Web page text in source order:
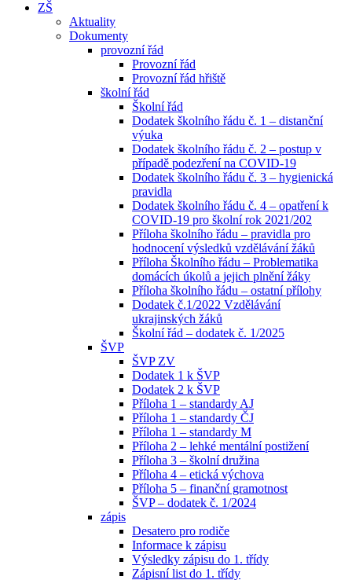
ZŠ
Aktuality
Dokumenty
provozní řád
Provozní řád
Provozní řád hřiště
školní řád
Školní řád
Dodatek školního řádu č. 1 – distanční
výuka
Dodatek školního řádu č. 2 – postup v
případě podezření na COVID-19
Dodatek školního řádu č. 3 – hygienická
pravidla
Dodatek školního řádu č. 4 – opatření k
COVID-19 pro školní rok 2021/202
Příloha školního řádu – pravidla pro
hodnocení výsledků vzdělávání žáků
Příloha Školního řádu – Problematika
domácích úkolů a jejich plnění žáky
Příloha školního řádu – ostatní přílohy
Dodatek č.1/2022 Vzdělávání
ukrajinských žáků
Školní řád – dodatek č. 1/2025
ŠVP
ŠVP ZV
Dodatek 1 k ŠVP
Dodatek 2 k ŠVP
Příloha 1 – standardy AJ
Příloha 1 – standardy ČJ
Příloha 1 – standardy M
Příloha 2 – lehké mentální postižení
Příloha 3 – školní družina
Příloha 4 – etická výchova
Příloha 5 – finanční gramotnost
ŠVP – dodatek č. 1/2024
zápis
Desatero pro rodiče
Informace k zápisu
Výsledky zápisu do 1. třídy
Zápisní list do 1. třídy